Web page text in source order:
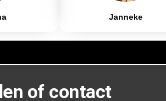
Janneke
of contact